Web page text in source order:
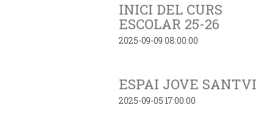
INICI DEL CURS
ESCOLAR 25-26
2025-09-09 08:00:00
ESPAI JOVE SANTVI
2025-09-05 17:00:00